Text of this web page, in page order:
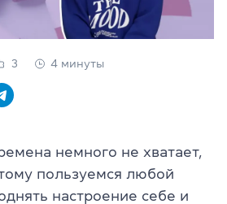
RU
Ворота, ул. Ярославов Вал, 13/2-б,
3 4 минуты
немного не хватает,
пользуемся любой
настроение себе и